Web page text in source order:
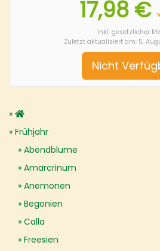
17,98 €
inkl. gesetzlicher
Zuletzt aktualisiert am: 5.
Nicht
Frühjahr
Abendblume
Amarcrinum
Anemonen
Begonien
Calla
Freesien